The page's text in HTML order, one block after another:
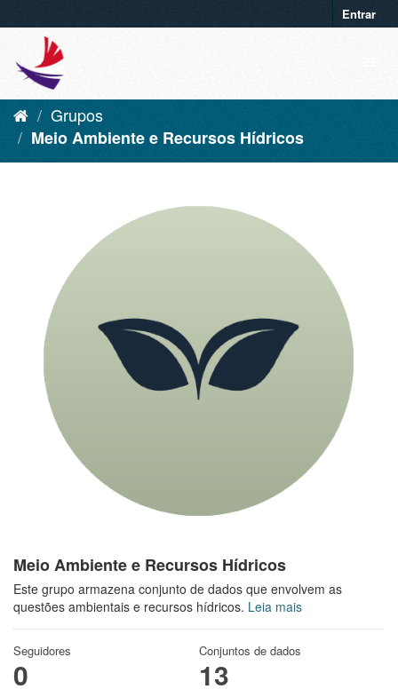
Entrar
Grupos
Meio Ambiente e Recursos Hídricos
Meio Ambiente e Recursos Hídricos
Este grupo armazena conjunto de dados que envolvem as
questões ambientais e recursos hídricos. Leia mais
Seguidores
0
Conjuntos de dados
13